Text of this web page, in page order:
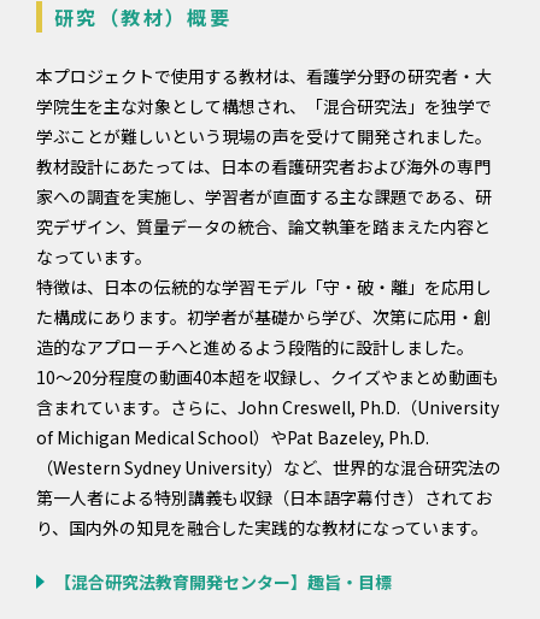
研究（教材）概要
本プロジェクトで使用する教材は、看護学分野の研究者・大
学院生を主な対象として構想され、「混合研究法」を独学で
学ぶことが難しいという現場の声を受けて開発されました。
教材設計にあたっては、日本の看護研究者および海外の専門
家への調査を実施し、学習者が直面する主な課題である、研
究デザイン、質量データの統合、論文執筆を踏まえた内容と
なっています。
特徴は、日本の伝統的な学習モデル「守・破・離」を応用し
た構成にあります。初学者が基礎から学び、次第に応用・創
造的なアプローチへと進めるよう段階的に設計しました。
10〜20分程度の動画40本超を収録し、クイズやまとめ動画も
含まれています。さらに、John Creswell, Ph.D.（University
of Michigan Medical School）やPat Bazeley, Ph.D.
（Western Sydney University）など、世界的な混合研究法の
第一人者による特別講義も収録（日本語字幕付き）されてお
り、国内外の知見を融合した実践的な教材になっています。
【混合研究法教育開発センター】趣旨・目標